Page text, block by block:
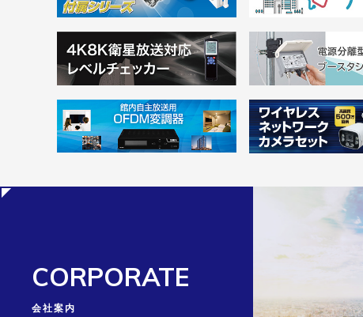
CORPORATE
会社案内